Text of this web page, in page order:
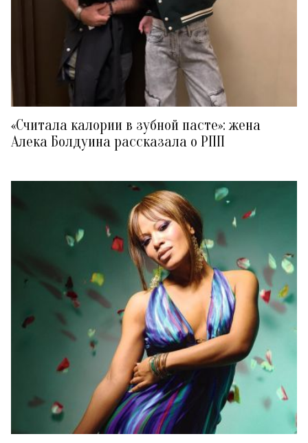
«Считала калории в зубной пасте»: жена
Алека Болдуина рассказала о РПП